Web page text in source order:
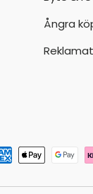
Ångra